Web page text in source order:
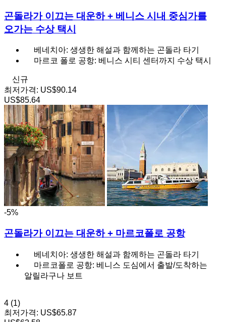
곤돌라가 이끄는 대운하 + 베니스 시내 중심가를
오가는 수상 택시
베네치아: 생생한 해설과 함께하는 곤돌라 타기
마르코 폴로 공항: 베니스 시티 센터까지 수상 택시
신규
최저가격: US$90.14
US$85.64
-5%
곤돌라가 이끄는 대운하 + 마르코폴로 공항
베네치아: 생생한 해설과 함께하는 곤돌라 타기
마르코폴로 공항: 베니스 도심에서 출발/도착하는
알릴라구나 보트
4 (1)
최저가격: US$65.87